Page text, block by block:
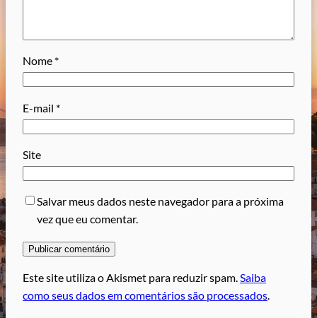
Nome *
E-mail *
Site
Salvar meus dados neste navegador para a próxima
vez que eu comentar.
Este site utiliza o Akismet para reduzir spam. Saiba
como seus dados em comentários são processados